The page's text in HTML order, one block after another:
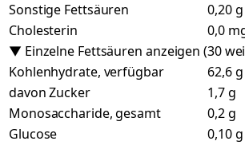
Sonstige Fettsäuren
0,20 g
Cholesterin
0,0
▼ Einzelne Fettsäuren anzeigen (30
Kohlenhydrate, verfügbar
62,6 g
davon Zucker
1,7 g
Monosaccharide, gesamt
0,2 g
Glucose
0,10 g